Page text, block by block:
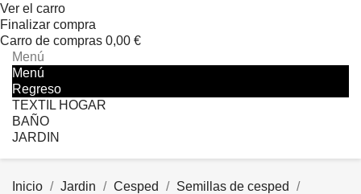
Ver el carro
Finalizar compra
Carro de compras 0,00 €
Menú
Menú
Regreso
TEXTIL HOGAR
BAÑO
JARDIN
Inicio Jardin Cesped
Semillas de cesped